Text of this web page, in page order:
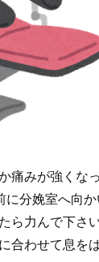
痛みが強くな
分娩室へ向か
ら力んで下さ
合わせて息を